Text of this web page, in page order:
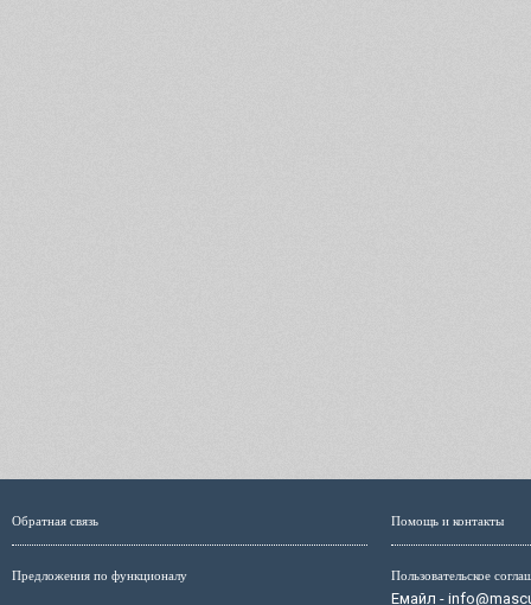
Обратная связь
Предложения по функционалу
Помощь и контакты
Пользовательское
Емайл -